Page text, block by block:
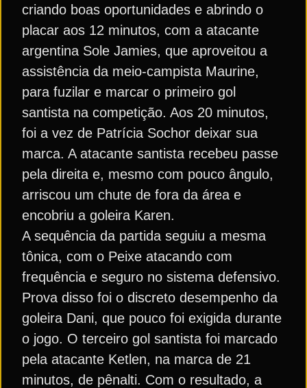
criando boas oportunidades e abrindo o
placar aos 12 minutos, com a atacante
argentina Sole Jamies, que aproveitou a
assistência da meio-campista Maurine,
para fuzilar e marcar o primeiro gol
santista na competição. Aos 20 minutos,
foi a vez de Patrícia Sochor deixar sua
marca. A atacante santista recebeu passe
pela direita e, mesmo com pouco ângulo,
arriscou um chute de fora da área e
encobriu a goleira Karen.
A sequência da partida seguiu a mesma
tônica, com o Peixe atacando com
frequência e seguro no sistema defensivo.
Prova disso foi o discreto desempenho da
goleira Dani, que pouco foi exigida durante
o jogo. O terceiro gol santista foi marcado
pela atacante Ketlen, na marca de 21
minutos, de pênalti. Com o resultado, a